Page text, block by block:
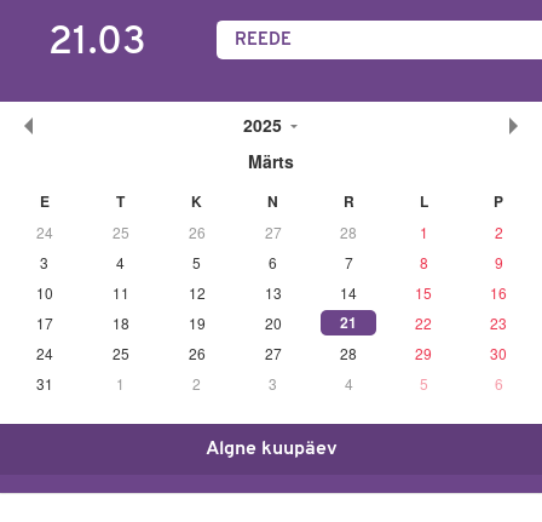
21.03 REEDE
2025
Märts
E T K N R L P
24 25 26 27 28 1
2
3
4 5 6 7 8
9
10
11 12 13 14 15
16
17
18 19 20 21 22
23
24
25 26 27 28 29
30
31
1 2 3 4 5 6
Algne kuupäev